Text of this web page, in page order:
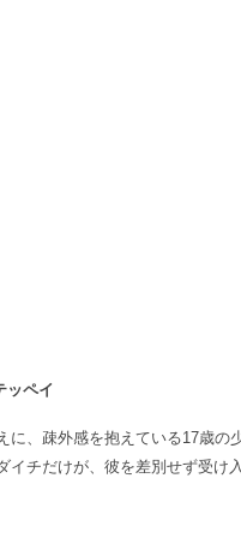
ペイ
に、疎外感を抱えている17歳の
イチだけが、彼を差別せず受け